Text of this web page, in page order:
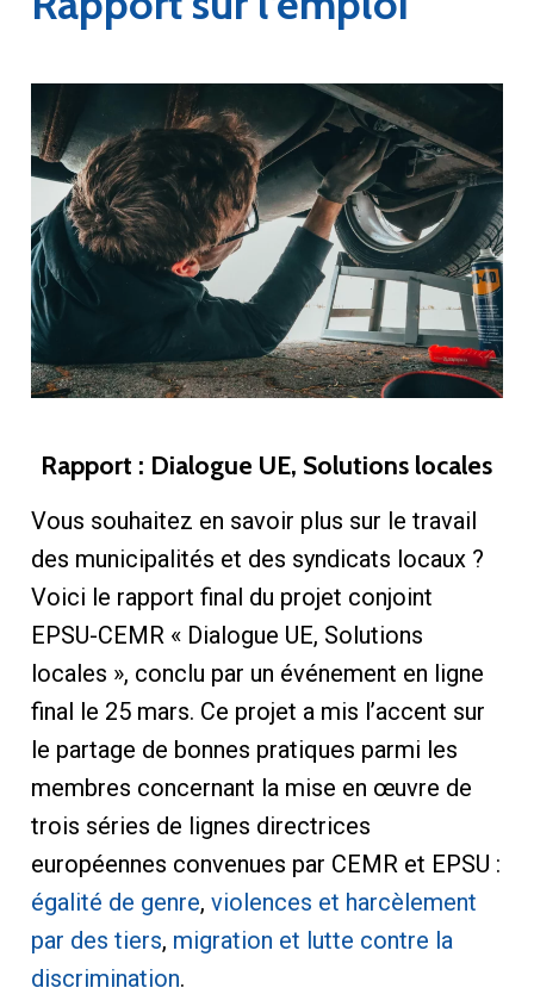
Rapport : Dialogue UE, Solutions locales
Vous souhaitez en savoir plus sur le travail
des municipalités et des syndicats locaux ?
Voici le rapport final du projet conjoint
EPSU-CEMR « Dialogue UE, Solutions
locales », conclu par un événement en ligne
final le 25 mars. Ce projet a mis l’accent sur
le partage de bonnes pratiques parmi les
membres concernant la mise en œuvre de
trois séries de lignes directrices
européennes convenues par CEMR et EPSU :
égalité de genre, violences et harcèlement
par des tiers, migration et lutte contre la
discrimination.